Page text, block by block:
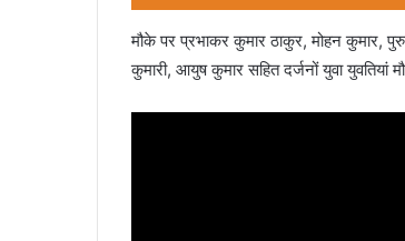
मौके पर प्रभाकर कुमार ठाकुर, मोहन कुमार,
कुमारी, आयुष कुमार सहित दर्जनों युवा युवतियां